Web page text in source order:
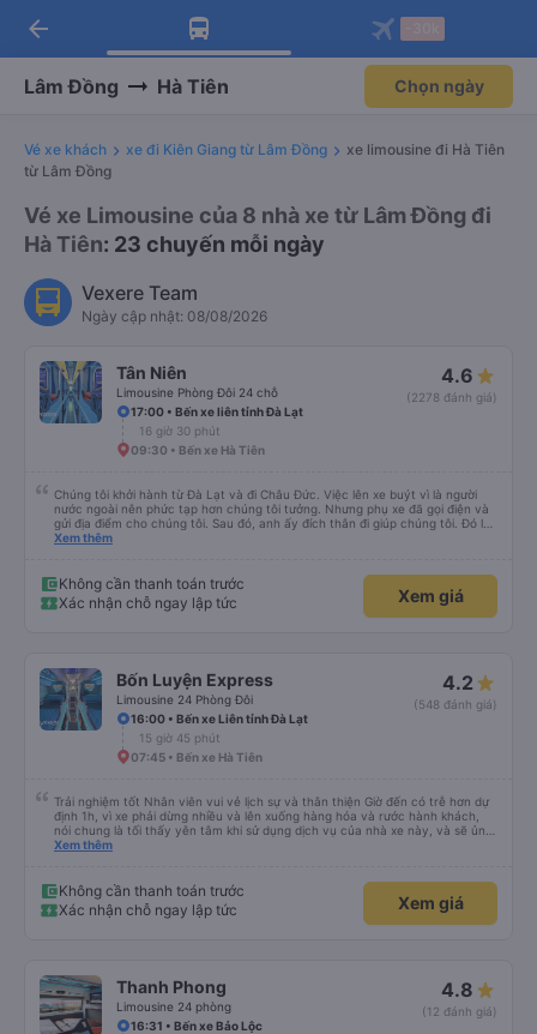
Tải app Vexere ngay!
Nhận ưu đãi thành viên độc
Mở app
Tải app Vexere
-30k/ghế khi đặt vé máy bay qua
Mở app
arrow_back
Lâm Đồng Hà Tiên Chọn ngày
Vé xe khách xe đi Kiên Giang từ Lâm Đồng
xe limousine đi Hà Tiên
từ Lâm Đồng
Vé xe Limousine của 8 nhà xe từ Lâm Đồng đi
Hà Tiên: 23 chuyến mỗi ngày
Vexere Team
Ngày cập nhật: 08/08/2026
Tân Niên
Limousine Phòng Đôi 24 chỗ
4.6
(2278 đánh giá)
17:00 • Bến xe liên tỉnh Đà Lạt
16 giờ 30 phút
09:30 • Bến xe Hà Tiên
Chúng tôi khởi hành từ Đà Lạt và đi Châu Đức. Việc lên xe buýt vì là người
nước ngoài nên phức tạp hơn chúng tôi tưởng. Nhưng phụ xe đã gọi điện và
gửi địa điểm cho chúng tôi. Sau đó, anh ấy đích thân đi giúp chúng tôi. Đó là
lần đầu tiên đi xe giường nằm với hai đứa trẻ nhỏ khá thú vị. Chúng tôi không
điểm dừng, họ đánh thức chúng tôi dậy và đảm bảo chúng tôi đã sẵn sàng.
Nhìn chung, đó là một trải nghiệm tốt. Mỗi giường đều có gối và chăn, và đủ
chỗ cho 1 người lớn và 1 trẻ em nằm thoải mái.
Xem thêm
Không cần thanh toán trước
Xác nhận chỗ ngay lập tức
Xem giá
Bốn Luyện Express
Limousine 24 Phòng Đôi
4.2
(548 đánh giá)
16:00 • Bến xe Liên tỉnh Đà Lạt
15 giờ 45 phút
07:45 • Bến xe Hà Tiên
Trải nghiệm tốt Nhân viên vui vẻ lịch sự và thân thiện Giờ đến có trễ hơn dự
định 1h, vì xe phải dừng nhiều và lên xuống hàng hóa và rước hành khách,
nói chung là tối thấy yên tâm khi sử dụng dịch vụ của nhà xe này, và sẽ ủng
hộ và giới thiệu cho người thân sử dụng dịch vụ của nhà xe này
Xem thêm
Không cần thanh toán trước
Xác nhận chỗ ngay lập tức
Xem giá
Thanh Phong
Limousine 24 phòng
4.8
(12 đánh giá)
16:31 • Bến xe Bảo Lộc